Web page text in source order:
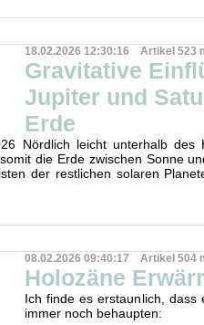
18.02.2026 12:30:16 Artikel 523
Gravitative
Jupiter und
Erde
Nördlich leicht unterhalb des
die Erde zwischen Sonne
der restlichen solaren
08.02.2026 09:40:17 Artikel 504
Holozäne
Ich finde es erstaunlich, dass
immer noch behaupten: